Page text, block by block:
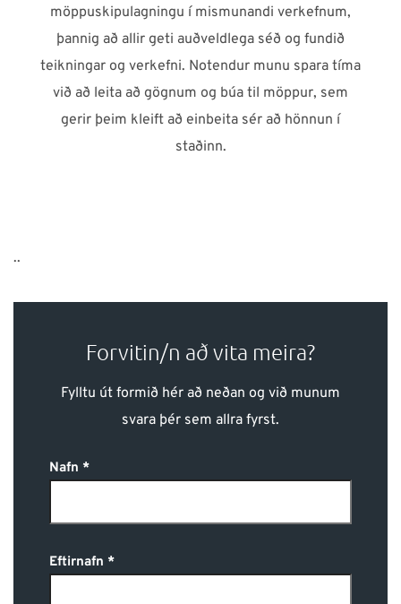
möppuskipulagningu í mismunandi verkefnum,
þannig að allir geti auðveldlega séð og fundið
teikningar og verkefni. Notendur munu spara tíma
við að leita að gögnum og búa til möppur, sem
gerir þeim kleift að einbeita sér að hönnun í
staðinn.
..
Forvitin/n að vita meira?
Fylltu út formið hér að neðan og við munum
svara þér sem allra fyrst.
Nafn
Eftirnafn